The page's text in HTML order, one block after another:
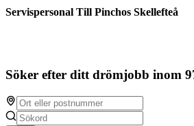
Servispersonal Till Pinchos Skellefteå
Söker efter ditt drömjobb inom